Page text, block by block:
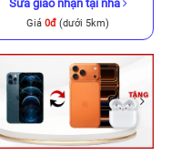
Sửa giao nhận tại nhà
Giá 0đ (dưới 5km)